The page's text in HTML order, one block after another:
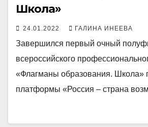
Школа»
24.01.2022 ГАЛИНА ИНЕЕВА
Завершился первый очный
всероссийского
«Флагманы образования. Школа»
платформы «Россия – страна